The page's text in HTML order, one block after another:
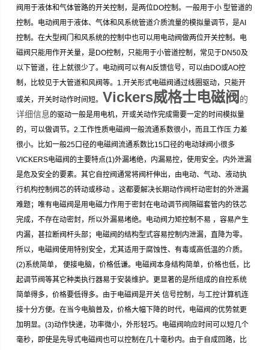
阀用于液体和气体管路的开关控制，是两位DO控制。一般用于小 型管道的
控制。电动阀用于液体、气体和风系统管道介质流量的模拟量调节，是AI
控制。在大型阀门和风系统的控制中也可以用电动阀做两位开关控制。电
磁阀只能用作开关量，是DO控制，只能用于小管道控制，常见于DN50及
以下管道，往上就很少了。电动阀可以有AI反馈信号，可以由DO或AO控
制，比较见于大管道和风阀等。1.开关形式电磁阀通过线圈驱动，只能开
或关，开关时动作时间短。 Vickers威格士电磁阀 的
详细信息的驱动一般是用电机，开或关动作完成需要一定的时间模拟量
的，可以做调节。2.工作性质电磁阀一般流通系数很小，而且工作压 力差
很小。比如一般25口径的电磁阀流通系数比15口径的电动球阀小很多
VICKERS电磁阀的主要特点(1)外漏堵绝，内漏易控，使用安全。内外泄漏
是危及安全的要素。其它自控阀通常将阀杆伸出，由电动、气动、液动执
行机构控制阀芯的转动或移动 。这都要解决长期动作阀杆动密封的外泄漏
难题；唯有电磁阀是用电磁力作用于密封在电动调节阀隔磁套管内的铁芯
完成，不存在动密封，所以外漏易堵绝。电动阀力矩控制不易 ，容易产生
内漏，甚拉断阀杆头部；电磁阀的结构型式容易控制内泄漏，直降为零。
所以，电磁阀使用特别安全，尤其适用于腐蚀性、有毒或高低温的介质。
(2)系统简单， 便接电脑，价格低谦。电磁阀本身结构简单，价格也低，比
起调节阀等其它种类执行器易于安装维护。更显著的是所组成的自控系统
简单得多，价格要低得多。由于电磁阀是开关 信号控制，与工控计算机连
接十分方便。在当今电脑普及，价格大幅下降的时代，电磁阀的优势就更
加明显。(3)动作快递，功率微小，外形轻巧。电磁阀响应时间可以短几个
毫秒，即使是先导式电磁阀也可以控制在几十毫秒内。由于自成回路，比